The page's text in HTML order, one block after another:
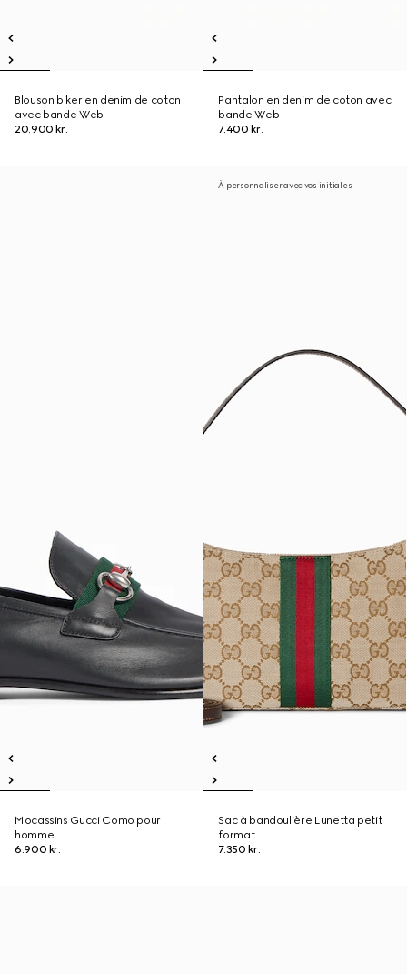
Blouson biker en denim de coton
avec bande Web
20.900 kr.
Pantalon en denim de coton avec
bande Web
7.400 kr.
Mocassins Gucci Como pour
homme
6.900 kr.
À personnaliser avec vos initiales
Sac à bandoulière Lunetta petit
format
7.350 kr.